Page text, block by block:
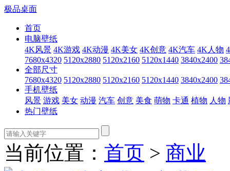
极品桌面
首页
电脑壁纸
4K风景 4K游戏 4K动漫 4K美女 4K创意 4K汽车 4K人物
7680x4320 5120x2880 5120x2160 5120x1440 3840x2400
全部尺寸
7680x4320 5120x2880 5120x2160 5120x1440 3840x2400
手机壁纸
风景 游戏 美女 动漫 汽车 创意 美食 萌物 卡通 植物 人物
热门壁纸
当前位置： 首页 > 商业